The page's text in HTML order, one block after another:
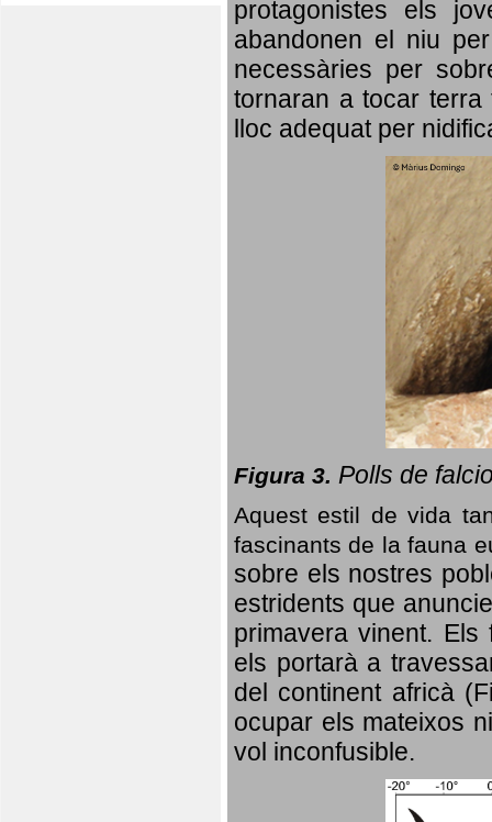
protagonistes els
abandonen el niu
necessàries per
tornaran a tocar
lloc adequat per
Figura 3. Polls de
Aquest estil de vida
fascinants de la fauna
sobre els nostres
estridents que
primavera vinent. Els
els portarà a
del continent africà
ocupar els mateixos
vol inconfusible.